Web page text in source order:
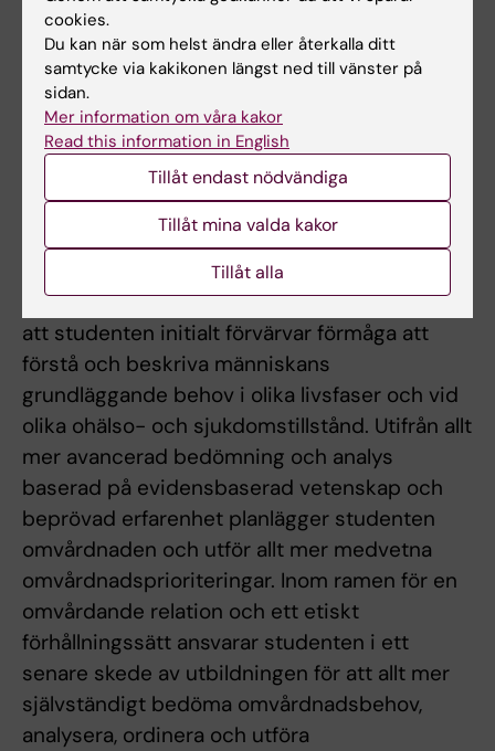
olika kontext samt människan, vårdande och
professionell kompetens. Temaövergripande
strimmor är etik, interprofessionellt
samarbete, ledarskap och lärande,
patientsäkerhet, professionell utveckling,
vetenskaplig utveckling och vård på lika
Progressionen inom huvudområdet
omvårdnad kan övergripande beskrivas som
att studenten initialt förvärvar förmåga att
förstå och beskriva människans
grundläggande behov i olika livsfaser och vid
olika ohälso- och sjukdomstillstånd. Utifrån allt
mer avancerad bedömning och analys
baserad på evidensbaserad vetenskap och
beprövad erfarenhet planlägger studenten
omvårdnaden och utför allt mer medvetna
omvårdnadsprioriteringar. Inom ramen för en
omvårdande relation och ett etiskt
förhållningssätt ansvarar studenten i ett
senare skede av utbildningen för att allt mer
självständigt bedöma omvårdnadsbehov,
analysera, ordinera och utföra
cookies.
Du kan när som helst ändra eller återkalla ditt
samtycke via kakikonen längst ned till vänster på
sidan.
Mer information om våra kakor
Read this information in English
Tillåt endast nödvändiga
Tillåt mina valda kakor
Tillåt alla